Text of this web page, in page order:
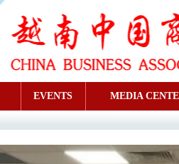
EVENTS MEDIA